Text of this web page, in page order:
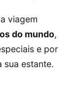
viagem
do mundo,
e por
sua estante.